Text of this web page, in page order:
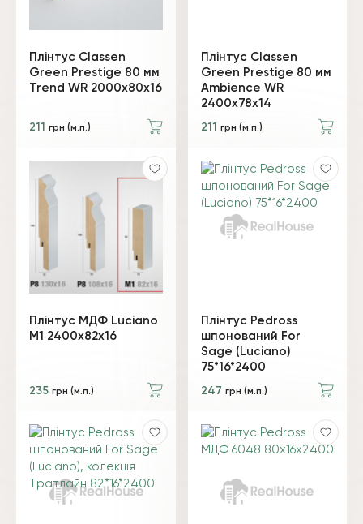
Плінтус Classen
Green Prestige 80 мм
Trend WR 2000x80x16
211 грн (м.п.)
Плінтус Classen
Green Prestige 80 мм
Ambience WR
2400x78x14
211 грн (м.п.)
Плінтус МДФ Luciano
M1 2400х82х16
235 грн (м.п.)
Плінтус Pedross
шпонований For
Sage (Luciano)
75*16*2400
247 грн (м.п.)